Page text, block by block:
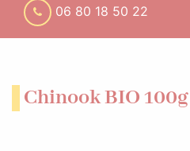
06 80 18 50 22
Chinook BIO